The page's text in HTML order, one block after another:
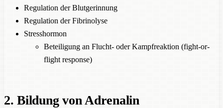
Regulation der Blutgerinnung
Regulation der Fibrinolyse
Stresshormon
Beteiligung an Flucht- oder Kampfreaktion (fight-or-
flight response)
2. Bildung von Adrenalin